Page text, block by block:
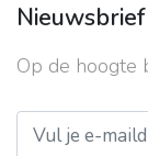
Contact
Over ons
Privacy beleid
Nieuwsbrief
Op de hoogte